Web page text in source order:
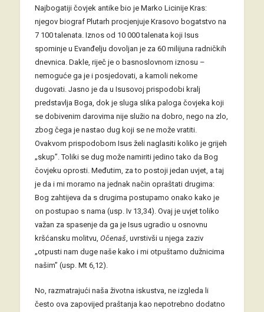
Najbogatiji čovjek antike bio je Marko Licinije Kras:
njegov biograf Plutarh procjenjuje Krasovo bogatstvo na
7 100 talenata. Iznos od 10 000 talenata koji Isus
spominje u Evanđelju dovoljan je za 60 milijuna radničkih
dnevnica. Dakle, riječ je o basnoslovnom iznosu –
nemoguće ga je i posjedovati, a kamoli nekome
dugovati. Jasno je da u Isusovoj prispodobi kralj
predstavlja Boga, dok je sluga slika paloga čovjeka koji
se dobivenim darovima nije služio na dobro, nego na zlo,
zbog čega je nastao dug koji se ne može vratiti.
Ovakvom prispodobom Isus želi naglasiti koliko je grijeh
„skup”. Toliki se dug može namiriti jedino tako da Bog
čovjeku oprosti. Međutim, za to postoji jedan uvjet, a taj
je da i mi moramo na jednak način opraštati drugima:
Bog zahtijeva da s drugima postupamo onako kako je
on postupao s nama (usp. Iv 13,34). Ovaj je uvjet toliko
važan za spasenje da ga je Isus ugradio u osnovnu
kršćansku molitvu, Očenaš , uvrstivši u njega zaziv
„otpusti nam duge naše kako i mi otpuštamo dužnicima
našim” (usp. Mt 6,12).
No, razmatrajući naša životna iskustva, ne izgleda li
često ova zapovijed praštanja kao nepotrebno dodatno